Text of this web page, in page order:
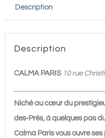
choix
60
Description
Description
CALMA PARIS 10 rue
Niché au cœur du
des-Prés, à quelques pas
Calma Paris vous ouvre